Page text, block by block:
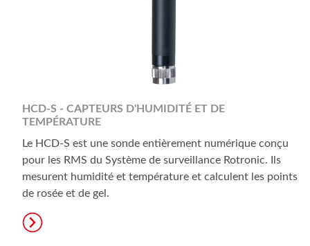
HCD-S - CAPTEURS D'HUMIDITÉ ET DE
TEMPÉRATURE
Le HCD-S est une sonde entièrement numérique conçu
pour les RMS du Système de surveillance Rotronic. Ils
mesurent humidité et température et calculent les points
de rosée et de gel.